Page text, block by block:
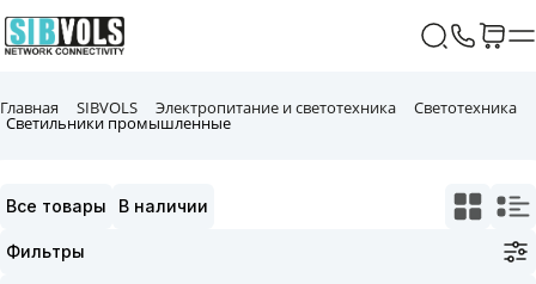
Главная SIBVOLS Электропитание и светотехника Светотехника
Светильники промышленные
Все товары В наличии
Фильтры